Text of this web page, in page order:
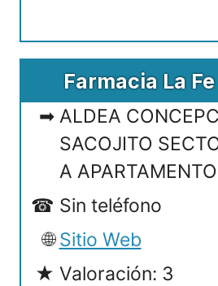
Farmacia La
ALDEA
SACOJITO
A
Sin teléfono
Sitio Web
Valoración: 3